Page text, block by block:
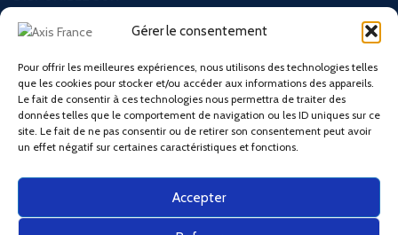
Gérer le consentement
Pour offrir les meilleures expériences, nous utilisons des technologies telles
que les cookies pour stocker et/ou accéder aux informations des appareils.
Le fait de consentir à ces technologies nous permettra de traiter des
données telles que le comportement de navigation ou les ID uniques sur ce
site. Le fait de ne pas consentir ou de retirer son consentement peut avoir
un effet négatif sur certaines caractéristiques et fonctions.
Accepter
Paiement sécurisé :
Nos partenaires logistiques :